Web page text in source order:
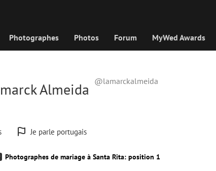
Photographes Photos Forum MyWed Awards
Almeida @lamarckalmeida
Je parle portugais
Photographes de mariage à Santa Rita: position 1